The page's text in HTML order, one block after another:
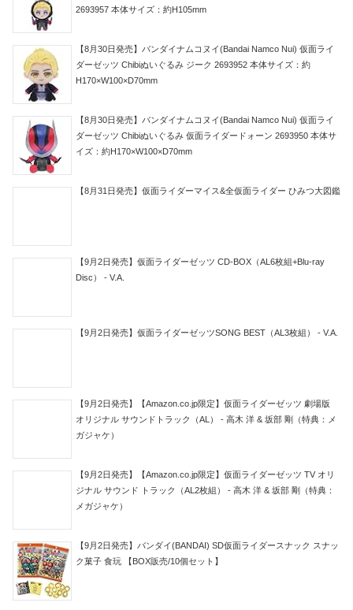
2693957 本体サイズ：約H105mm
【8月30日発売】バンダイナムコヌイ(Bandai Namco Nui) 仮面ライ
ダーゼッツ Chibiぬいぐるみ ジーク 2693952 本体サイズ：約
H170×W100×D70mm
【8月30日発売】バンダイナムコヌイ(Bandai Namco Nui) 仮面ライ
ダーゼッツ Chibiぬいぐるみ 仮面ライダードォーン 2693950 本体サ
イズ：約H170×W100×D70mm
【8月31日発売】仮面ライダーマイス&全仮面ライダー ひみつ大図鑑
【9月2日発売】仮面ライダーゼッツ CD-BOX（AL6枚組+Blu-ray
Disc） - V.A.
【9月2日発売】仮面ライダーゼッツSONG BEST（AL3枚組） - V.A.
【9月2日発売】【Amazon.co.jp限定】仮面ライダーゼッツ 劇場版
オリジナル サウンドトラック（AL） - 高木 洋 & 坂部 剛（特典：メ
ガジャケ）
【9月2日発売】【Amazon.co.jp限定】仮面ライダーゼッツ TV オリ
ジナル サウンド トラック（AL2枚組） - 高木 洋 & 坂部 剛（特典：
メガジャケ）
【9月2日発売】バンダイ(BANDAI) SD仮面ライダースナック スナッ
ク菓子 食玩 【BOX販売/10個セット】